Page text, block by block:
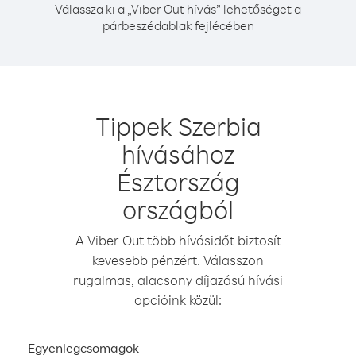
Válassza ki a „Viber Out hívás” lehetőséget a
párbeszédablak fejlécében
Tippek Szerbia
hívásához
Észtország
országból
A Viber Out több hívásidőt biztosít
kevesebb pénzért. Válasszon
rugalmas, alacsony díjazású hívási
opcióink közül:
Egyenlegcsomagok